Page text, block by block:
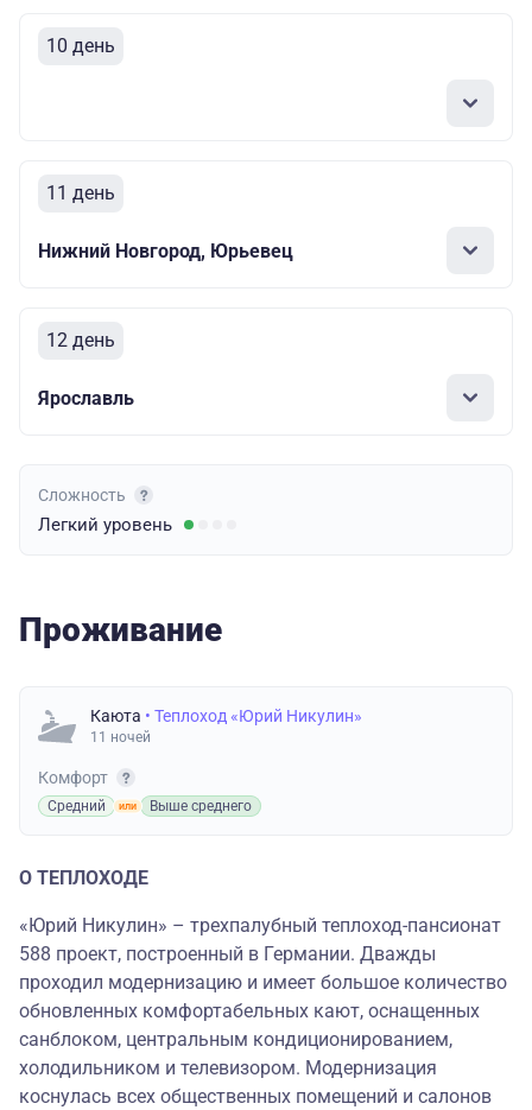
10 день
11 день
Нижний Новгород, Юрьевец
12 день
Ярославль
Сложность
Легкий уровень
Проживание
Каюта • Теплоход «Юрий Никулин»
11 ночей
Комфорт
Средний Выше среднего
О ТЕПЛОХОДЕ
«Юрий Никулин» – трехпалубный теплоход-пансионат
588 проект, построенный в Германии. Дважды
проходил модернизацию и имеет большое количество
обновленных комфортабельных кают, оснащенных
санблоком, центральным кондиционированием,
холодильником и телевизором. Модернизация
коснулась всех общественных помещений и салонов